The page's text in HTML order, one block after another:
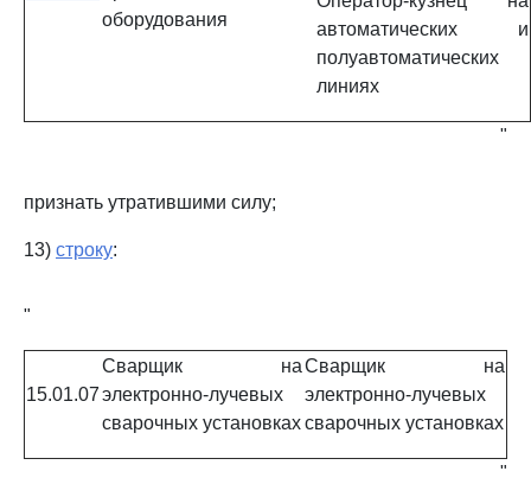
оборудования
автоматических и
полуавтоматических
линиях
"
признать утратившими силу;
13) строку:
"
15.01.07
Сварщик на
электронно-лучевых
сварочных установках
Сварщик на
электронно-лучевых
сварочных установках
"